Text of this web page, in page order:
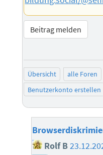
Beitrag melden
Übersicht alle Foren
Benutzerkonto erstellen
Rolf B